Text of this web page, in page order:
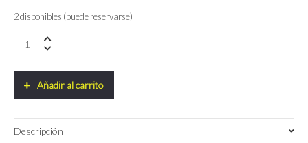
2 disponibles (puede reservarse)
AERO
quantity
Añadir al carrito
Descripción